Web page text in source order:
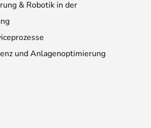
& Robotik in der
und Anlagenoptimierung